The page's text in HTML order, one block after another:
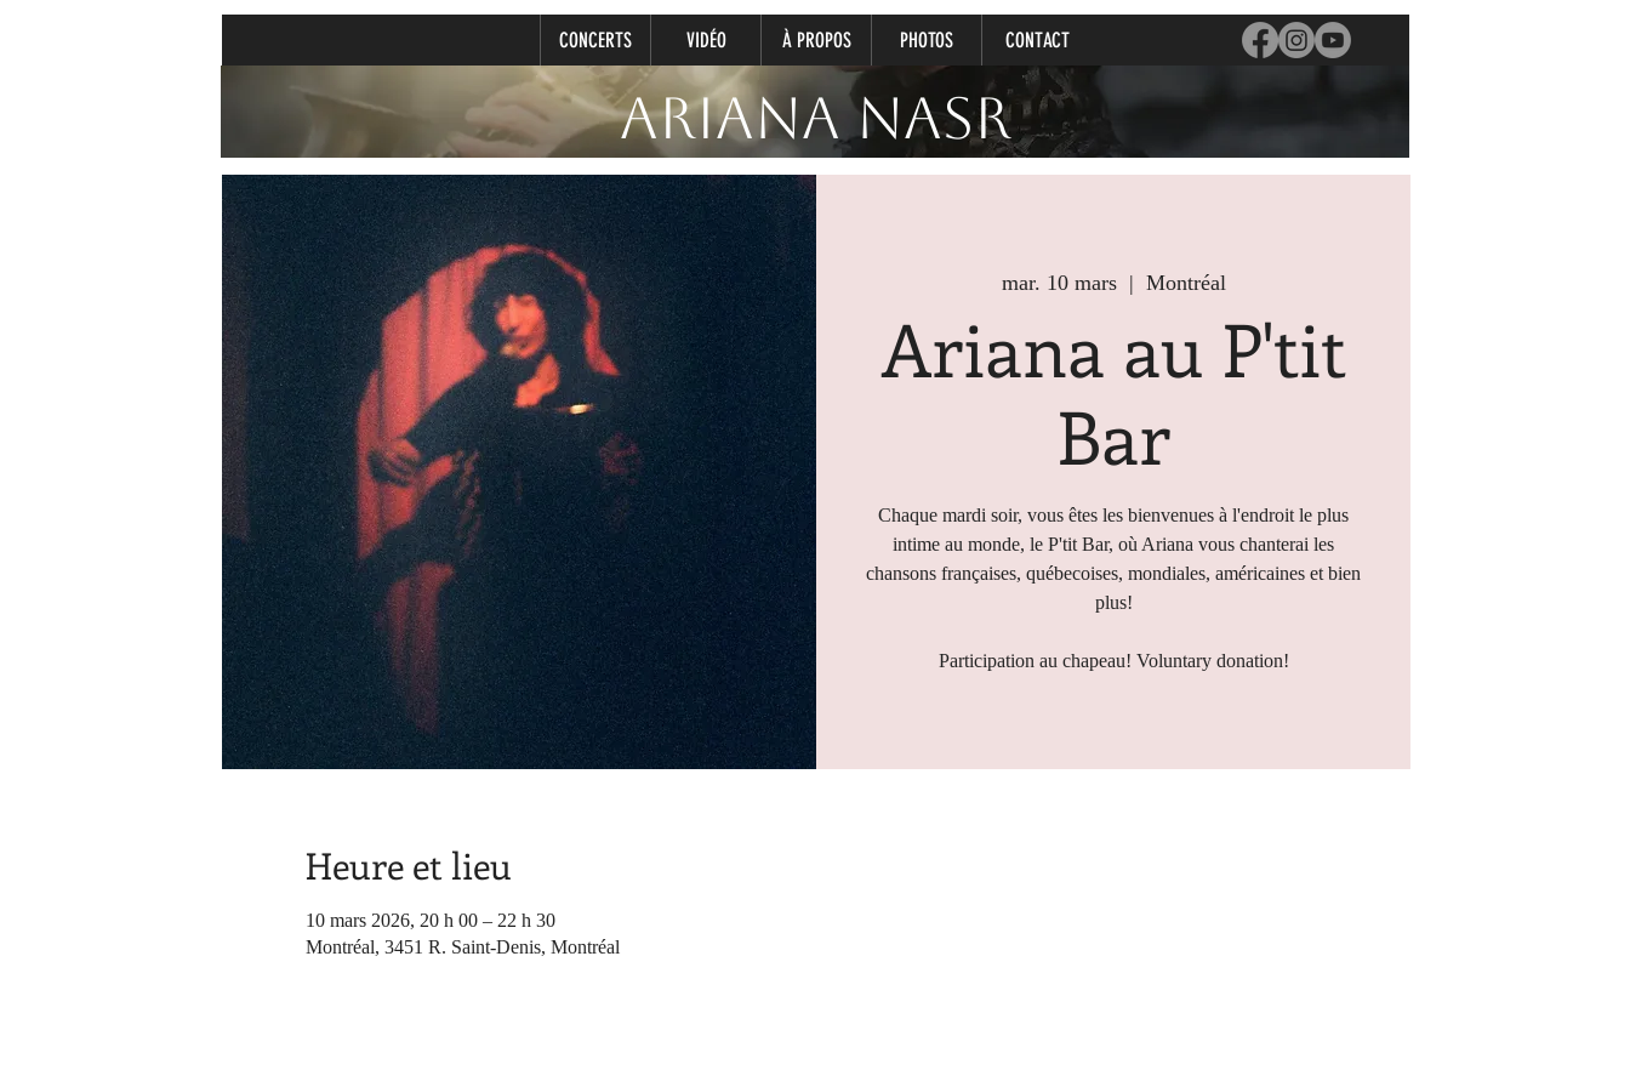
CONCERTS VIDÉO À PROPOS PHOTOS CONTACT
Ariana Nasr
mar. 10 mars
  |
Montréal
Ariana au P'tit
Bar
Chaque mardi soir, vous êtes les bienvenues à l'endroit le plus
intime au monde, le P'tit Bar, où Ariana vous chanterai les
chansons françaises, québecoises, mondiales, américaines et bien
plus!
Participation au chapeau! Voluntary donation!
Heure et lieu
10 mars 2026, 20 h 00 – 22 h 30
Montréal, 3451 R. Saint-Denis, Montréal